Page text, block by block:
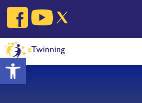
Open toolbar
Skip
content